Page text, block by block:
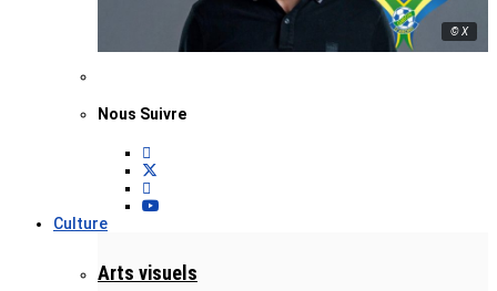
© X
Nous Suivre
Culture
Arts visuels